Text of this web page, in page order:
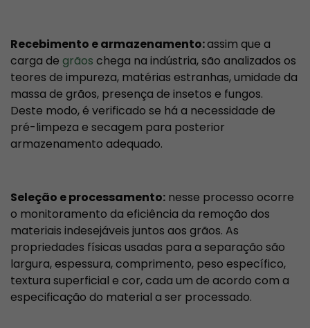
Recebimento e armazenamento:assim que a
carga de grãos chega na indústria, são analizados os
teores de impureza, matérias estranhas, umidade da
massa de grãos, presença de insetos e fungos.
Deste modo, é verificado se há a necessidade de
pré-limpeza e secagem para posterior
armazenamento adequado.
Seleção e processamento: nesse processo ocorre
o monitoramento da eficiência da remoção dos
materiais indesejáveis juntos aos grãos. As
propriedades físicas usadas para a separação são
largura, espessura, comprimento, peso específico,
textura superficial e cor, cada um de acordo com a
especificação do material a ser processado.